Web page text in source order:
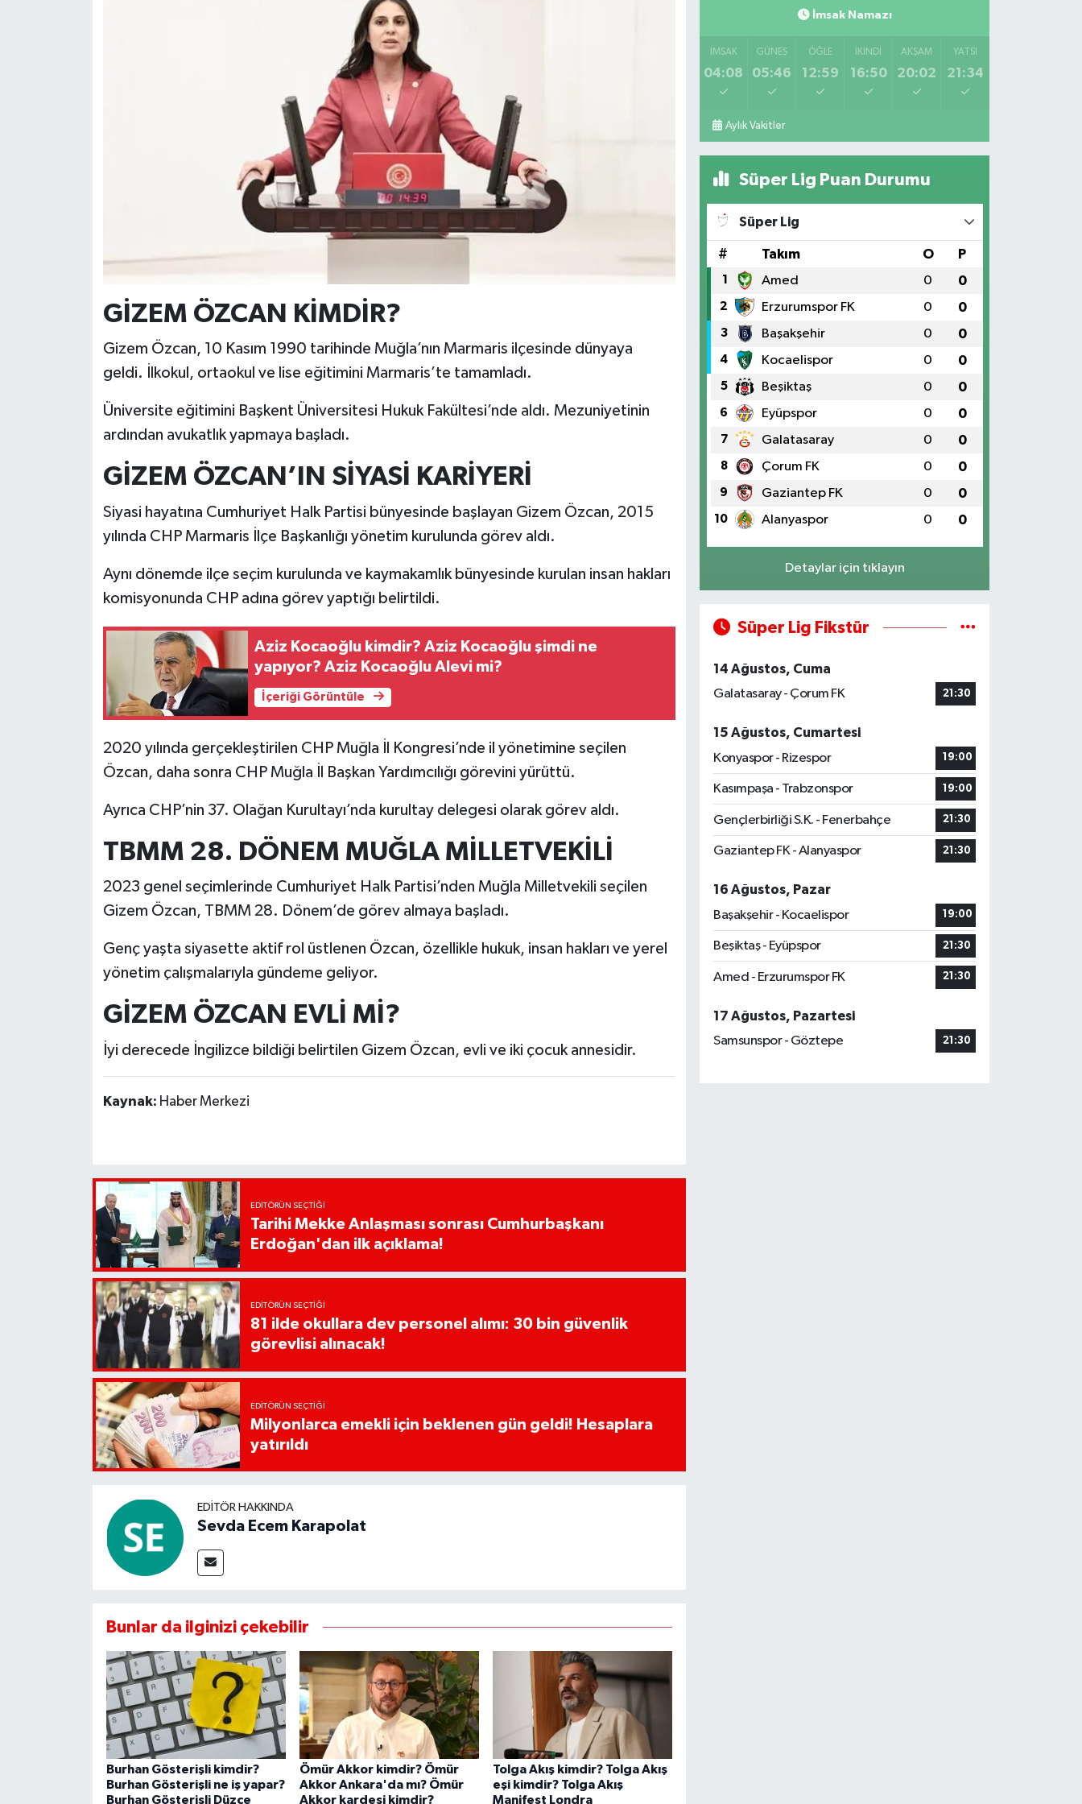
GİZEM ÖZCAN KİMDİR?
Gizem Özcan, 10 Kasım 1990 tarihinde Muğla’nın Marmaris ilçesinde dünyaya
geldi. İlkokul, ortaokul ve lise eğitimini Marmaris’te tamamladı.
Üniversite eğitimini Başkent Üniversitesi Hukuk Fakültesi’nde aldı. Mezuniyetinin
ardından avukatlık yapmaya başladı.
GİZEM ÖZCAN’IN SİYASİ KARİYERİ
Siyasi hayatına Cumhuriyet Halk Partisi bünyesinde başlayan Gizem Özcan, 2015
yılında CHP Marmaris İlçe Başkanlığı yönetim kurulunda görev aldı.
Aynı dönemde ilçe seçim kurulunda ve kaymakamlık bünyesinde kurulan insan hakları
komisyonunda CHP adına görev yaptığı belirtildi.
Aziz Kocaoğlu kimdir? Aziz Kocaoğlu şimdi ne
yapıyor? Aziz Kocaoğlu Alevi mi?
İçeriği Görüntüle
2020 yılında gerçekleştirilen CHP Muğla İl Kongresi’nde il yönetimine seçilen
Özcan, daha sonra CHP Muğla İl Başkan Yardımcılığı görevini yürüttü.
Ayrıca CHP’nin 37. Olağan Kurultayı’nda kurultay delegesi olarak görev aldı.
TBMM 28. DÖNEM MUĞLA MİLLETVEKİLİ
2023 genel seçimlerinde Cumhuriyet Halk Partisi’nden Muğla Milletvekili seçilen
Gizem Özcan, TBMM 28. Dönem’de görev almaya başladı.
Genç yaşta siyasette aktif rol üstlenen Özcan, özellikle hukuk, insan hakları ve yerel
yönetim çalışmalarıyla gündeme geliyor.
GİZEM ÖZCAN EVLİ Mİ?
İyi derecede İngilizce bildiği belirtilen Gizem Özcan, evli ve iki çocuk annesidir.
Kaynak: Haber Merkezi
EDITÖRÜN SEÇTIĞI
Tarihi Mekke Anlaşması sonrası Cumhurbaşkanı
Erdoğan'dan ilk açıklama!
EDITÖRÜN SEÇTIĞI
81 ilde okullara dev personel alımı: 30 bin güvenlik
görevlisi alınacak!
EDITÖRÜN SEÇTIĞI
Milyonlarca emekli için beklenen gün geldi! Hesaplara
yatırıldı
EDITÖR HAKKINDA
Sevda Ecem Karapolat
Bunlar da ilginizi çekebilir
Burhan Gösterişli kimdir?
Burhan Gösterişli ne iş yapar?
Burhan Gösterişli Düzce
Ömür Akkor kimdir? Ömür
Akkor Ankara'da mı? Ömür
Akkor kardeşi kimdir?
Tolga Akış kimdir? Tolga Akış
eşi kimdir? Tolga Akış
Manifest Londra
İmsak Namazı
İMSAK
04:08
GÜNEŞ
05:46
ÖĞLE
12:59
İKINDI
16:50
AKŞAM
20:02
YATSI
21:34
Aylık Vakitler
Süper Lig Puan Durumu
Süper Lig
# Takım O P
1 Amed 0 0
2 Erzurumspor FK 0 0
3 Başakşehir 0 0
4 Kocaelispor 0 0
5 Beşiktaş 0 0
6 Eyüpspor 0 0
7 Galatasaray 0 0
8 Çorum FK 0 0
9 Gaziantep FK 0 0
10 Alanyaspor 0 0
Detaylar için tıklayın
Süper Lig Fikstür
14 Ağustos, Cuma
Galatasaray - Çorum FK
21:30
15 Ağustos, Cumartesi
Konyaspor - Rizespor
19:00
Kasımpaşa - Trabzonspor 19:00
Gençlerbirliği S.K. - Fenerbahçe 21:30
Gaziantep FK - Alanyaspor 21:30
16 Ağustos, Pazar
Başakşehir - Kocaelispor
19:00
Beşiktaş - Eyüpspor 21:30
Amed - Erzurumspor FK 21:30
17 Ağustos, Pazartesi
Samsunspor - Göztepe
21:30